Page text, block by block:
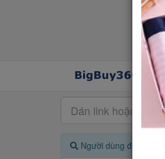
Người dùng đang